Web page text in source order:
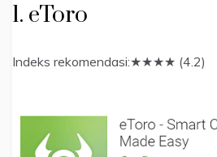
1. eToro
Indeks rekomendasi:★★★★ (4.2)